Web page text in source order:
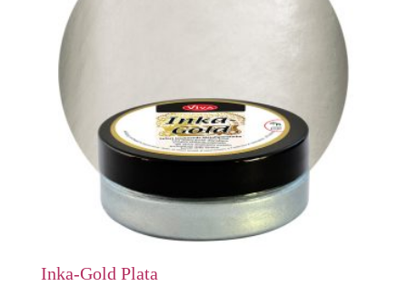
Inka-Gold Plata